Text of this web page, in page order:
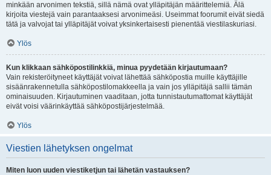
minkään arvonimen tekstiä, sillä nämä ovat ylläpitäjän määrittelemiä. Älä
kirjoita viestejä vain parantaaksesi arvonimeäsi. Useimmat foorumit eivät siedä
tätä ja valvojat tai ylläpitäjät voivat yksinkertaisesti pienentää viestilaskuriasi.
Ylös
Kun klikkaan sähköpostilinkkiä, minua pyydetään kirjautumaan?
Vain rekisteröityneet käyttäjät voivat lähettää sähköpostia muille käyttäjille
sisäänrakennetulla sähköpostilomakkeella ja vain jos ylläpitäjä sallii tämän
ominaisuuden. Kirjautuminen vaaditaan, jotta tunnistautumattomat käyttäjät
eivät voisi väärinkäyttää sähköpostijärjestelmää.
Ylös
Viestien lähetyksen ongelmat
Miten luon uuden viestiketjun tai lähetän vastauksen?